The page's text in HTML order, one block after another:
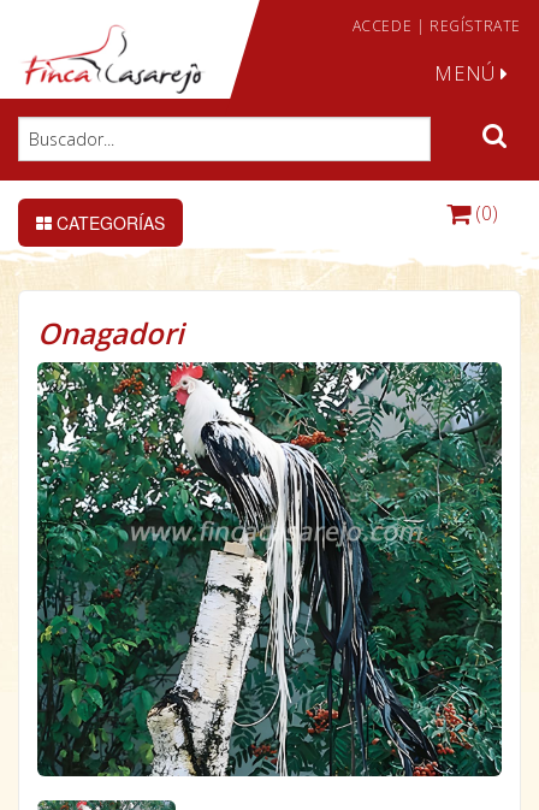
ACCEDE | REGÍSTRATE
MENÚ
CATEGORÍAS (0)
Onagadori